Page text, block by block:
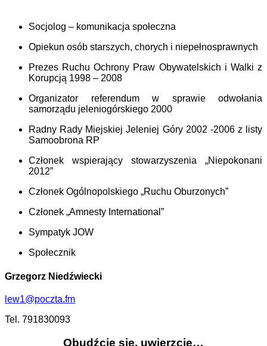
Socjolog – komunikacja społeczna
Opiekun osób starszych, chorych i niepełnosprawnych
Prezes Ruchu Ochrony Praw Obywatelskich i Walki z
Korupcją 1998 – 2008
Organizator referendum w sprawie odwołania
samorządu jeleniogórskiego 2000
Radny Rady Miejskiej Jeleniej Góry 2002 -2006 z listy
Samoobrona RP
Członek wspierający stowarzyszenia „Niepokonani
2012”
Członek Ogólnopolskiego „Ruchu Oburzonych”
Członek „Amnesty International”
Sympatyk JOW
Społecznik
Grzegorz Niedźwiecki
lew1@poczta.fm
Tel. 791830093
Obudźcie się, uwierzcie…